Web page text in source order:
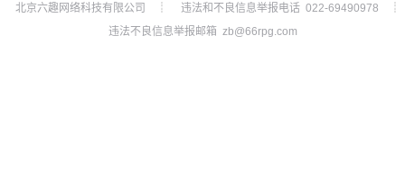
北京六趣网络科技有限公司
┊ 违法和不良信息举报电话 022-69490978
┊
违法不良信息举报邮箱 zb@66rpg.com